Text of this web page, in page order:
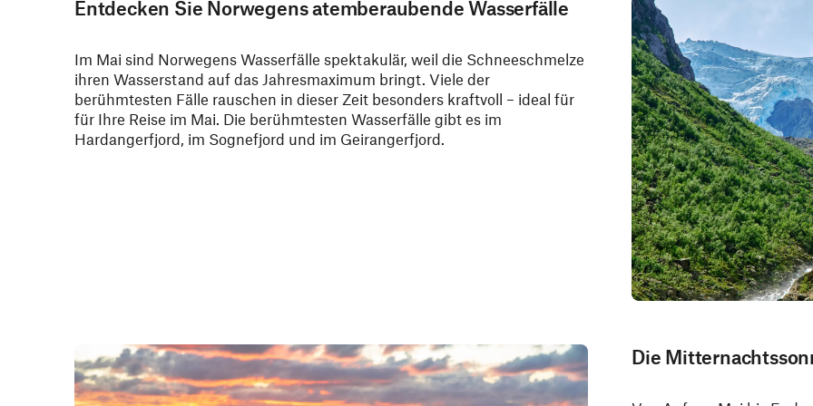
Entdecken Sie Norwegens atemberaubende Wasserfälle
Im Mai sind Norwegens Wasserfälle spektakulär, weil die Schneeschmelze
ihren Wasserstand auf das Jahresmaximum bringt. Viele der
berühmtesten Fälle rauschen in dieser Zeit besonders kraftvoll – ideal für
für Ihre Reise im Mai. Die berühmtesten Wasserfälle gibt es im
Hardangerfjord, im Sognefjord und im Geirangerfjord.
Die